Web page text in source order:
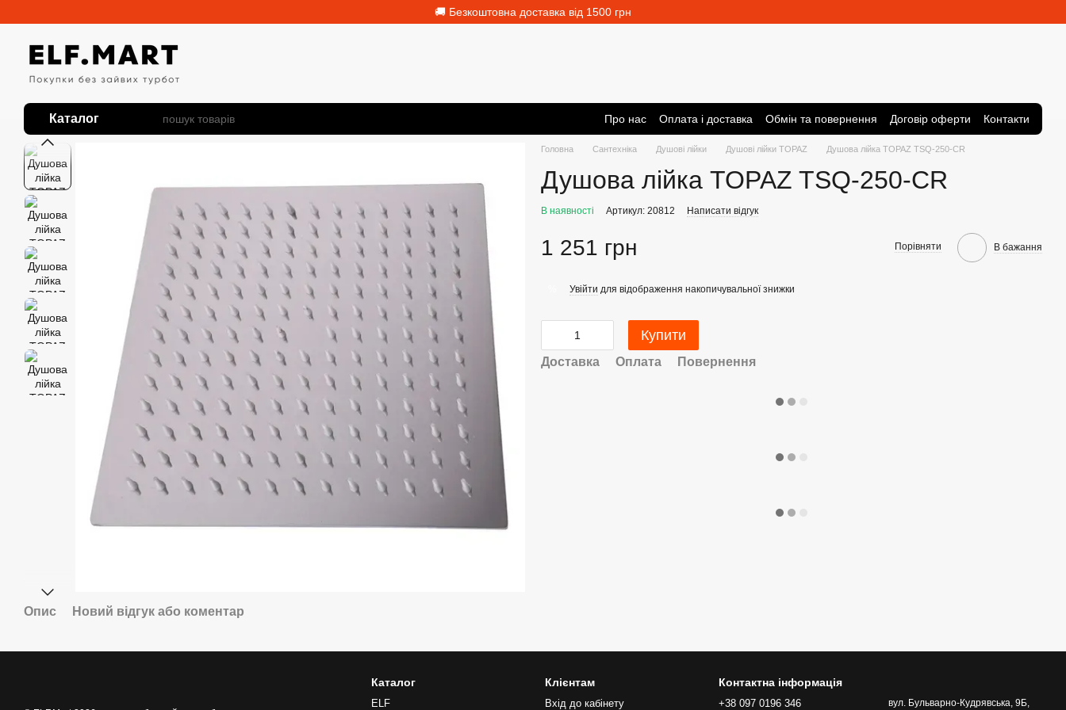
🚚 Безкоштовна доставка від 1500 грн
Каталог Про нас Оплата і доставка Обмін та повернення Договір оферти Контакти
Головна Сантехніка Душові лійки Душові лійки TOPAZ Душова лійка TOPAZ TSQ-250-CR
Душова лійка TOPAZ TSQ-250-CR
В наявності Артикул: 20812 Написати відгук
1 251 грн Порівняти В бажання
Увійти для відображення накопичувальної знижки
Купити
Доставка Оплата Повернення
Опис Новий відгук або коментар
Каталог
ELF
Клієнтам
Вхід до кабінету
Контактна інформація
+38 097 0196 346
вул. Бульварно-Кудрявська, 9Б,